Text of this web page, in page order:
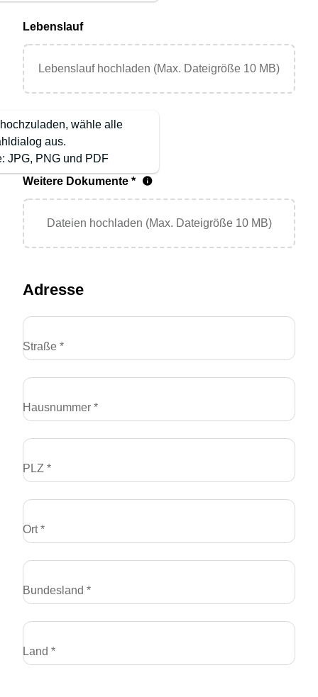
Lebenslauf
Lebenslauf hochladen (Max. Dateigröße 10 MB)
wähle alle
aus.
JPG, PNG und PDF
Weitere Dokumente *
Dateien hochladen (Max. Dateigröße 10 MB)
Adresse
Straße *
Hausnummer *
PLZ *
Ort *
Bundesland *
Land *